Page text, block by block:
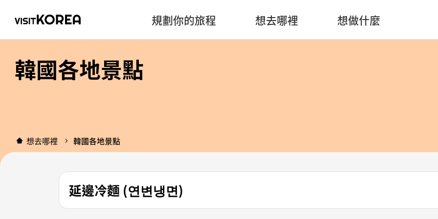
規劃你的旅程 想去哪裡 想做什麼
韓國各地景點
想去哪裡 韓國各地景點
延邊冷麵 (연변냉면)